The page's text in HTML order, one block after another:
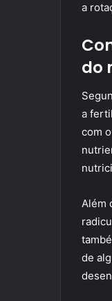
a
do
a
com
Além
de